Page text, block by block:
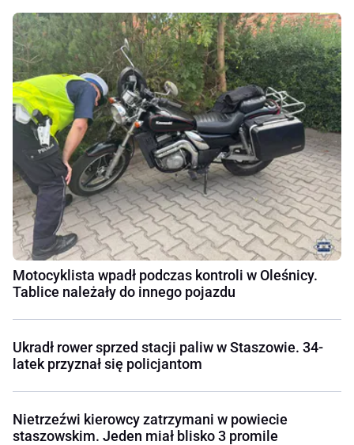
Motocyklista wpadł podczas kontroli w Oleśnicy.
Tablice należały do innego pojazdu
Ukradł rower sprzed stacji paliw w Staszowie. 34-
latek przyznał się policjantom
Nietrzeźwi kierowcy zatrzymani w powiecie
staszowskim. Jeden miał blisko 3 promile